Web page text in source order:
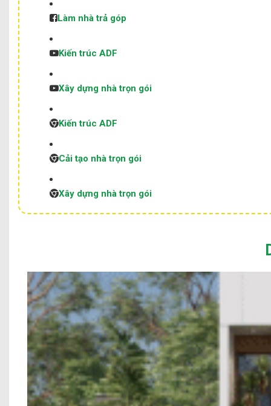
Làm nhà trả góp
Kiến trúc ADF
Xây dựng nhà trọn gói
Kiến trúc ADF
Cải tạo nhà trọn gói
Xây dựng nhà trọn gói